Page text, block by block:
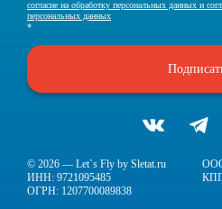
согласие на обработку персональных данных и
персональных данных
*
© 2026 — Let`s Fly by Sletat.ru
ООО
ИНН: 9721095485
ОГРН: 1207700089838